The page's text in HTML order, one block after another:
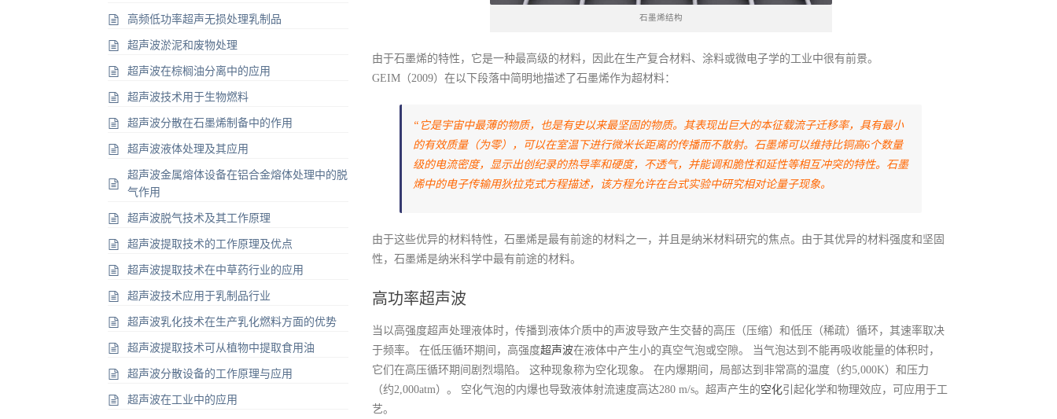
高频低功率超声无损处理乳制品
超声波淤泥和废物处理
超声波在棕榈油分离中的应用
超声波技术用于生物燃料
超声波分散在石墨烯制备中的作用
超声波液体处理及其应用
超声波金属熔体设备在铝合金熔体处理中的脱
气作用
超声波脱气技术及其工作原理
超声波提取技术的工作原理及优点
超声波提取技术在中草药行业的应用
超声波技术应用于乳制品行业
超声波乳化技术在生产乳化燃料方面的优势
超声波提取技术可从植物中提取食用油
超声波分散设备的工作原理与应用
超声波在工业中的应用
石墨烯结构
由于石墨烯的特性，它是一种最高级的材料，因此在生产复合材料、涂料或微电子学的工业中很有前景。
GEIM（2009）在以下段落中简明地描述了石墨烯作为超材料：
“它是宇宙中最薄的物质，也是有史以来最坚固的物质。其表现出巨大的本征载流子迁移率，具有最小
的有效质量（为零），可以在室温下进行微米长距离的传播而不散射。石墨烯可以维持比铜高6个数量
级的电流密度，显示出创纪录的热导率和硬度，不透气，并能调和脆性和延性等相互冲突的特性。石墨
烯中的电子传输用狄拉克式方程描述，该方程允许在台式实验中研究相对论量子现象。
由于这些优异的材料特性，石墨烯是最有前途的材料之一，并且是纳米材料研究的焦点。由于其优异的材料强度和坚固
性，石墨烯是纳米科学中最有前途的材料。
高功率超声波
当以高强度超声处理液体时，传播到液体介质中的声波导致产生交替的高压（压缩）和低压（稀疏）循环，其速率取决
于频率。 在低压循环期间，高强度超声波在液体中产生小的真空气泡或空隙。 当气泡达到不能再吸收能量的体积时，
它们在高压循环期间剧烈塌陷。 这种现象称为空化现象。 在内爆期间，局部达到非常高的温度（约5,000K）和压力
（约2,000atm）。 空化气泡的内爆也导致液体射流速度高达280 m/s。超声产生的空化引起化学和物理效应，可应用于工
艺。